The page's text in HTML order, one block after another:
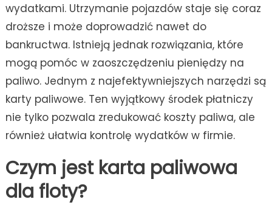
wydatkami. Utrzymanie pojazdów staje się coraz
droższe i może doprowadzić nawet do
bankructwa. Istnieją jednak rozwiązania, które
mogą pomóc w zaoszczędzeniu pieniędzy na
paliwo. Jednym z najefektywniejszych narzędzi są
karty paliwowe. Ten wyjątkowy środek płatniczy
nie tylko pozwala zredukować koszty paliwa, ale
również ułatwia kontrolę wydatków w firmie.
Czym jest karta paliwowa
dla floty?